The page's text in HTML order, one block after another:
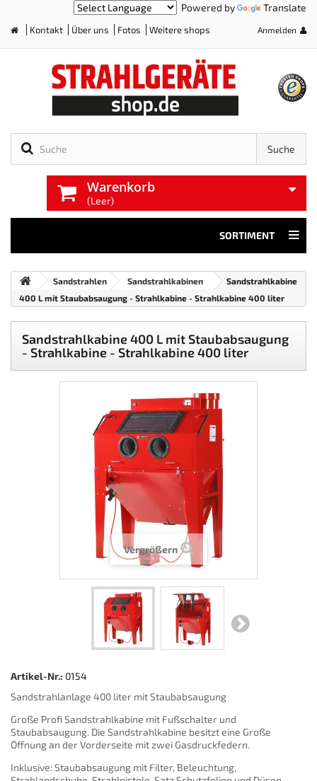
Powered by Translate
Kontakt Über uns Fotos Weitere shops Anmelden
Suche
Warenkorb
(Leer)
SORTIMENT
Sandstrahlen Sandstrahlkabinen
Sandstrahlkabine
400 L mit Staubabsaugung - Strahlkabine - Strahlkabine 400 liter
Sandstrahlkabine 400 L mit Staubabsaugung
- Strahlkabine - Strahlkabine 400 liter
Vergrößern
Artikel-Nr.: 0154
Sandstrahlanlage 400 liter mit Staubabsaugung
Große Profi Sandstrahlkabine mit Fußschalter und
Staubabsaugung. Die Sandstrahlkabine besitzt eine Große
Öffnung an der Vorderseite mit zwei Gasdruckfedern.
Inklusive: Staubabsaugung mit Filter, Beleuchtung,